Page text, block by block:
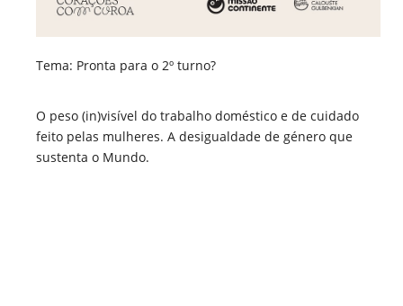
Tema: Pronta para o 2º turno?
O peso (in)visível do trabalho doméstico e de cuidado
feito pelas mulheres. A desigualdade de género que
sustenta o Mundo.